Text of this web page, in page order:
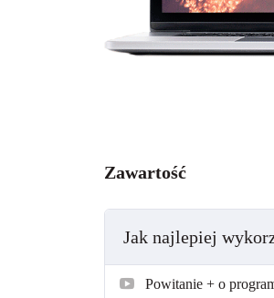
Zawartość
Jak najlepiej
Powitanie + o